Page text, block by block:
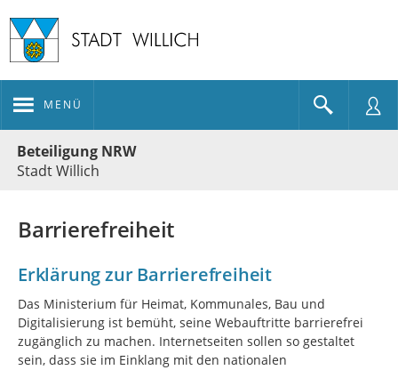
MENÜ
Beteiligung NRW
Stadt Willich
Barrierefreiheit
Erklärung zur Barrierefreiheit
Das Ministerium für Heimat, Kommunales, Bau und
Digitalisierung ist bemüht, seine Webauftritte barrierefrei
zugänglich zu machen. Internetseiten sollen so gestaltet
sein, dass sie im Einklang mit den nationalen